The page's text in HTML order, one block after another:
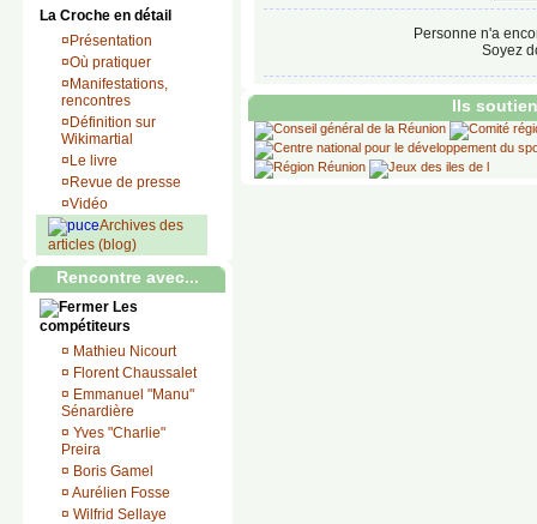
La Croche en détail
¤ Présentation
¤Où pratiquer
¤ Manifestations,
rencontres
¤ Définition sur
Wikimartial
¤ Le livre
¤ Revue de presse
¤Vidéo
Archives des
articles (blog)
Rencontre avec...
Les
compétiteurs
¤ Mathieu Nicourt
¤ Florent Chaussalet
¤ Emmanuel "Manu"
Sénardière
¤ Yves "Charlie"
Preira
¤ Boris Gamel
¤ Aurélien Fosse
¤ Wilfrid Sellaye
Personne n'a
Soyez
Ils